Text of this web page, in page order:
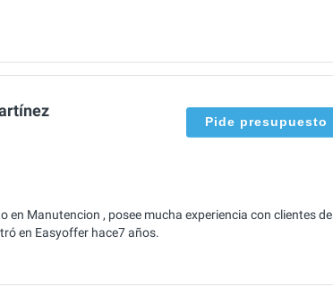
Pide presupuesto
Manutencion , posee mucha experiencia con clientes de
en Easyoffer hace7 años.